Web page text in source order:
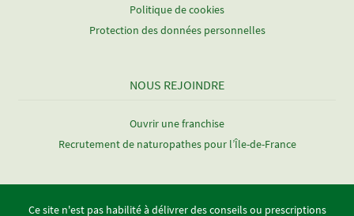
Politique de cookies
Protection des données personnelles
NOUS REJOINDRE
Ouvrir une franchise
Recrutement de naturopathes pour l’Île-de-France
Ce site n'est pas habilité à délivrer des conseils ou prescriptions